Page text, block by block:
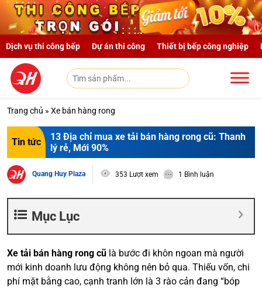
Skip to main content
Dịch vụ thi công bếp Dự án thi công Thiết bị bếp công nghiệp
Trang chủ » Xe bán hàng rong
Tin tức
13 Địa chỉ mua xe tải bán hàng rong cũ: Thanh
lý rẻ, Mới 90%
Quang Huy Plaza 353 Lượt xem 1 Bình luận
Mục Lục
Xe tải bán hàng rong cũ là bước đi khôn ngoan mà người
mới kinh doanh lưu động không nên bỏ qua. Thiếu vốn, chi
phí mặt bằng cao, cạnh tranh lớn là 3 rào cản đang “bóp